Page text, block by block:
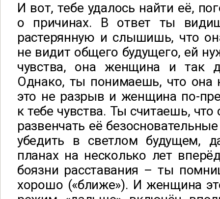
И вот, тебе удалось найти её,
о причинах. В ответ ты
растерянную и слышишь, что
не видит общего будущего, ей
чувства, она женщина и так
Однако, ты понимаешь, что она
это не разрыв и женщина по-
к тебе чувства. Ты считаешь,
развенчать её
убедить в светлом будущем,
планах на несколько лет
боязни расставания – ты
хорошо («ближе»). И женщина